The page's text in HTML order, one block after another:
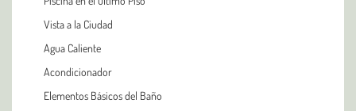
Vista a la Ciudad
Agua Caliente
Acondicionador
Elementos Básicos del Baño